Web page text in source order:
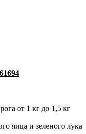
от 1 кг до 1,5 кг
яица и зеленого лука